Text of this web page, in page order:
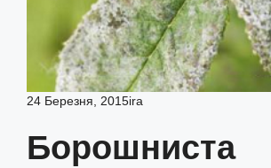
24 Березня, 2015ira
Борошниста